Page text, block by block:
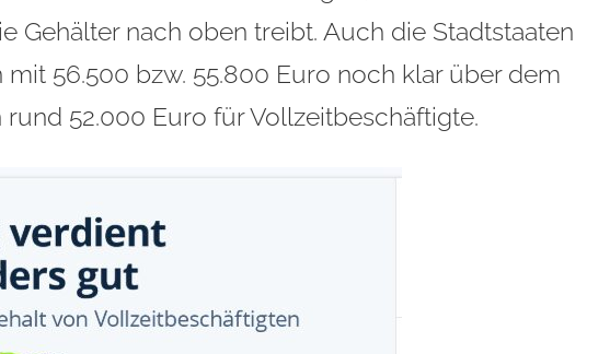
Gehälter nach oben treibt. Auch die Stadtstaaten
mit 56.500 bzw. 55.800 Euro noch klar über dem
52.000 Euro für Vollzeitbeschäftigte.